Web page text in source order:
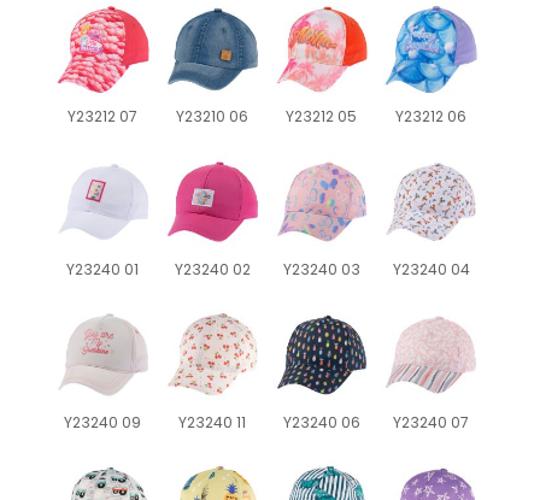
Y23212 07 Y23210 06 Y23212 05 Y23212 06
Y23240 01 Y23240 02 Y23240 03 Y23240 04
Y23240 09 Y23240 11 Y23240 06 Y23240 07